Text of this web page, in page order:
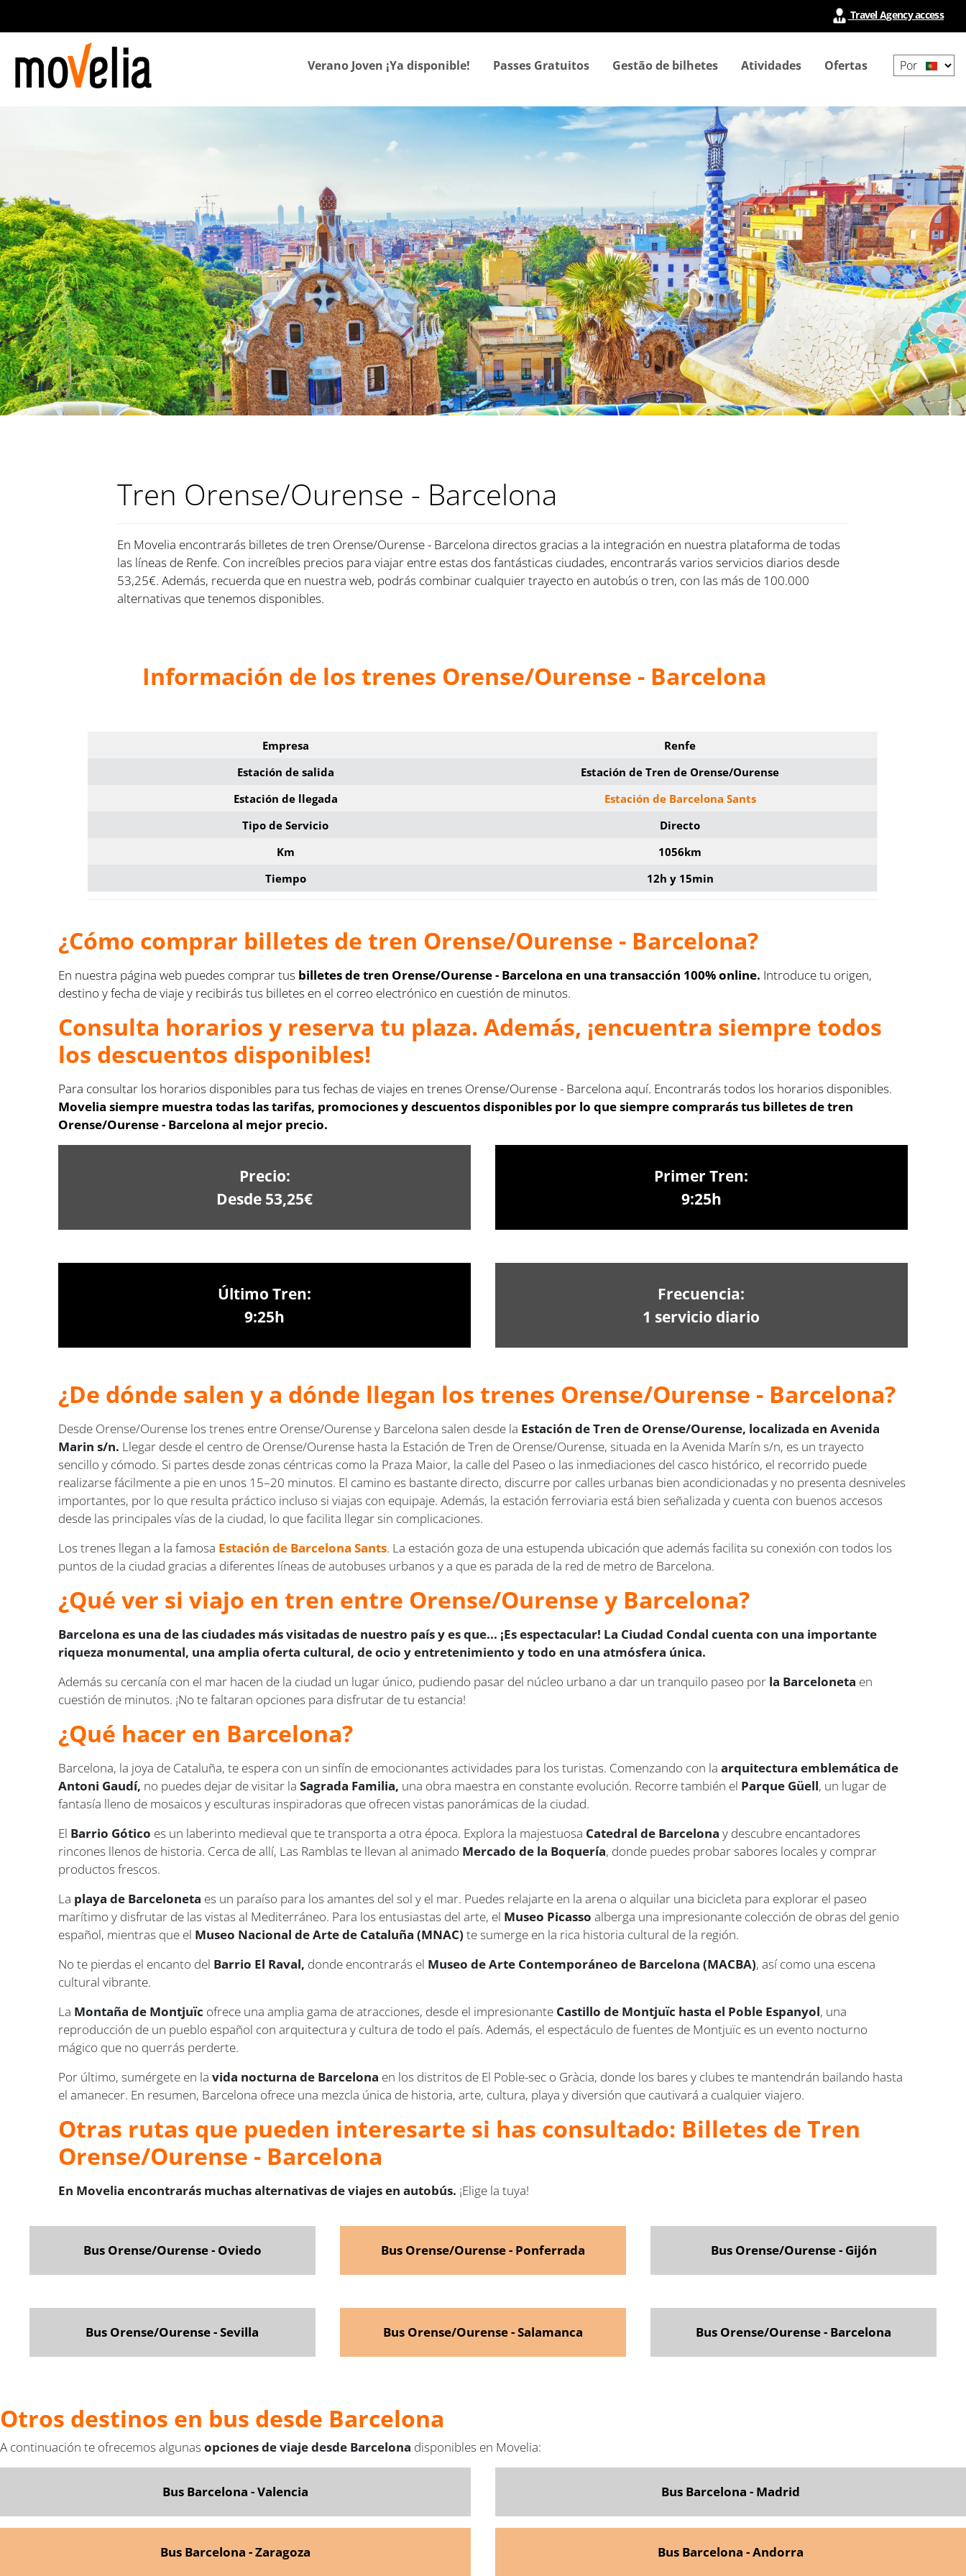
conteúdo
Travel Agency access
Verano Joven ¡Ya disponible! Passes Gratuitos Gestão de bilhetes Atividades Ofertas
your
Tren Orense/Ourense - Barcelona
En Movelia encontrarás billetes de tren Orense/Ourense - Barcelona directos gracias a la integración en nuestra plataforma de todas
las líneas de Renfe. Con increíbles precios para viajar entre estas dos fantásticas ciudades, encontrarás varios servicios diarios desde
53,25€. Además, recuerda que en nuestra web, podrás combinar cualquier trayecto en autobús o tren, con las más de 100.000
alternativas que tenemos disponibles.
Información de los trenes Orense/Ourense - Barcelona
Empresa
Renfe
Estación de salida
Estación de Tren de Orense/Ourense
Estación de llegada
Estación de Barcelona Sants
Tipo de Servicio
Directo
Km
1056km
Tiempo
12h y 15min
¿Cómo comprar billetes de tren Orense/Ourense - Barcelona?
En nuestra página web puedes comprar tus billetes de tren Orense/Ourense - Barcelona en una transacción 100% online. Introduce tu origen,
destino y fecha de viaje y recibirás tus billetes en el correo electrónico en cuestión de minutos.
Consulta horarios y reserva tu plaza. Además, ¡encuentra siempre todos
los descuentos disponibles!
Para consultar los horarios disponibles para tus fechas de viajes en trenes Orense/Ourense - Barcelona aquí. Encontrarás todos los horarios disponibles.
Movelia siempre muestra todas las tarifas, promociones y descuentos disponibles por lo que siempre comprarás tus billetes de tren
Orense/Ourense - Barcelona al mejor precio.
Precio:
Desde 53,25€
Primer Tren:
9:25h
Último Tren:
9:25h
Frecuencia:
1 servicio diario
¿De dónde salen y a dónde llegan los trenes Orense/Ourense - Barcelona?
Desde Orense/Ourense los trenes entre Orense/Ourense y Barcelona salen desde la Estación de Tren de Orense/Ourense, localizada en Avenida
Marin s/n. Llegar desde el centro de Orense/Ourense hasta la Estación de Tren de Orense/Ourense, situada en la Avenida Marín s/n, es un trayecto
sencillo y cómodo. Si partes desde zonas céntricas como la Praza Maior, la calle del Paseo o las inmediaciones del casco histórico, el recorrido puede
realizarse fácilmente a pie en unos 15–20 minutos. El camino es bastante directo, discurre por calles urbanas bien acondicionadas y no presenta desniveles
importantes, por lo que resulta práctico incluso si viajas con equipaje. Además, la estación ferroviaria está bien señalizada y cuenta con buenos accesos
desde las principales vías de la ciudad, lo que facilita llegar sin complicaciones.
Los trenes llegan a la famosa Estación de Barcelona Sants. La estación goza de una estupenda ubicación que además facilita su conexión con todos los
puntos de la ciudad gracias a diferentes líneas de autobuses urbanos y a que es parada de la red de metro de Barcelona.
¿Qué ver si viajo en tren entre Orense/Ourense y Barcelona?
Barcelona es una de las ciudades más visitadas de nuestro país y es que... ¡Es espectacular! La Ciudad Condal cuenta con una importante
riqueza monumental, una amplia oferta cultural, de ocio y entretenimiento y todo en una atmósfera única.
Además su cercanía con el mar hacen de la ciudad un lugar único, pudiendo pasar del núcleo urbano a dar un tranquilo paseo por la Barceloneta en
cuestión de minutos. ¡No te faltaran opciones para disfrutar de tu estancia!
¿Qué hacer en Barcelona?
Barcelona, la joya de Cataluña, te espera con un sinfín de emocionantes actividades para los turistas. Comenzando con laarquitectura emblemática de
Antoni Gaudí, no puedes dejar de visitar laSagrada Familia, una obra maestra en constante evolución. Recorre también el Parque Güell, un lugar de
fantasía lleno de mosaicos y esculturas inspiradoras que ofrecen vistas panorámicas de la ciudad.
El Barrio Gótico es un laberinto medieval que te transporta a otra época. Explora la majestuosa Catedral de Barcelona y descubre encantadores
rincones llenos de historia. Cerca de allí, Las Ramblas te llevan al animado Mercado de la Boquería, donde puedes probar sabores locales y comprar
productos frescos.
La playa de Barceloneta es un paraíso para los amantes del sol y el mar. Puedes relajarte en la arena o alquilar una bicicleta para explorar el paseo
marítimo y disfrutar de las vistas al Mediterráneo. Para los entusiastas del arte, el Museo Picasso alberga una impresionante colección de obras del genio
español, mientras que el Museo Nacional de Arte de Cataluña (MNAC) te sumerge en la rica historia cultural de la región.
No te pierdas el encanto del Barrio El Raval, donde encontrarás el Museo de Arte Contemporáneo de Barcelona (MACBA), así como una escena
cultural vibrante.
La Montaña de Montjuïc ofrece una amplia gama de atracciones, desde el impresionante Castillo de Montjuïc hasta el Poble Espanyol, una
reproducción de un pueblo español con arquitectura y cultura de todo el país. Además, el espectáculo de fuentes de Montjuïc es un evento nocturno
mágico que no querrás perderte.
Por último, sumérgete en lavida nocturna de Barcelona en los distritos de El Poble-sec o Gràcia, donde los bares y clubes te mantendrán bailando hasta
el amanecer. En resumen, Barcelona ofrece una mezcla única de historia, arte, cultura, playa y diversión que cautivará a cualquier viajero.
Otras rutas que pueden interesarte si has consultado: Billetes de Tren
Orense/Ourense - Barcelona
En Movelia encontrarás muchas alternativas de viajes en autobús. ¡Elige la tuya!
Bus Orense/Ourense - Oviedo Bus Orense/Ourense - Ponferrada Bus Orense/Ourense - Gijón
Bus Orense/Ourense - Sevilla Bus Orense/Ourense - Salamanca Bus Orense/Ourense - Barcelona
Otros destinos en bus desde Barcelona
A continuación te ofrecemos algunas opciones de viaje desde Barcelona disponibles en Movelia:
Bus Barcelona - Valencia
Bus Barcelona - Zaragoza
Bus Barcelona - Madrid
Bus Barcelona - Andorra